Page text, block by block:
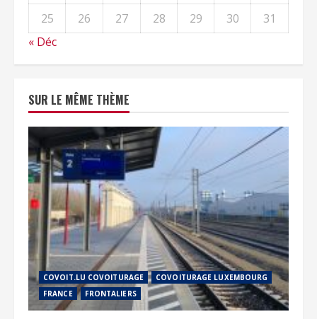
25
26 27 28 29 30
31
« Déc
SUR LE MÊME THÈME
COVOIT.LU COVOITURAGE
COVOITURAGE LUXEMBOURG
FRANCE
FRONTALIERS